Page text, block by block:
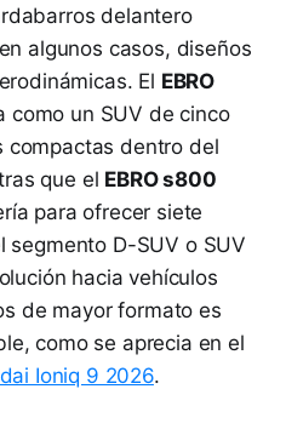
delantero
algunos casos, diseños
El EBRO
como un SUV de cinco
compactas dentro del
que el EBRO s800
para ofrecer siete
segmento D-SUV o SUV
hacia vehículos
de mayor formato es
como se aprecia en el
Ioniq 9 2026.